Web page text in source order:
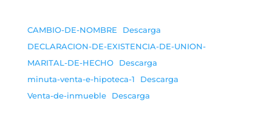
CAMBIO-DE-NOMBRE
Descarga
DECLARACION-DE-EXISTENCIA-DE-UNION-
MARITAL-DE-HECHO
Descarga
minuta-venta-e-hipoteca-1
Descarga
Venta-de-inmueble
Descarga